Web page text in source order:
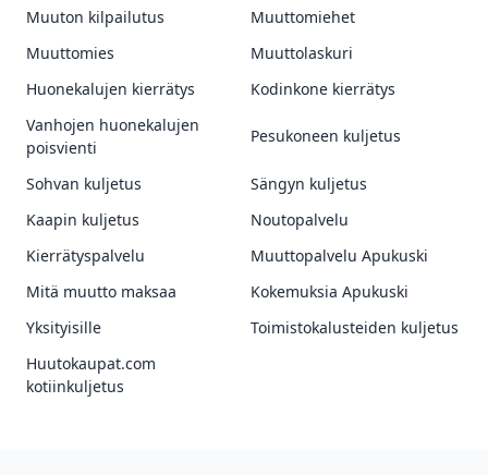
Muuton kilpailutus
Muuttomiehet
Muuttomies
Muuttolaskuri
Huonekalujen kierrätys
Kodinkone kierrätys
Vanhojen huonekalujen
poisvienti
Pesukoneen kuljetus
Sohvan kuljetus
Sängyn kuljetus
Kaapin kuljetus
Noutopalvelu
Kierrätyspalvelu
Muuttopalvelu Apukuski
Mitä muutto maksaa
Kokemuksia Apukuski
Yksityisille
Toimistokalusteiden kuljetus
Huutokaupat.com
kotiinkuljetus